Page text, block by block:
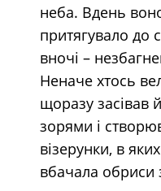
неба. Вдень
притягувало до
вночі –
Неначе хтось
щоразу засівав
зорями і
візерунки, в
вбачала обриси